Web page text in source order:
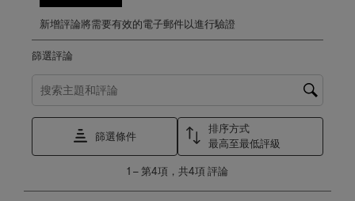
新增評論將需要有效的電子郵件以進行驗證
篩選評論
搜尋主題和評論搜尋區域
篩選條件
排序方式
最高至最低評級
第
1 –第4項，共4項評論